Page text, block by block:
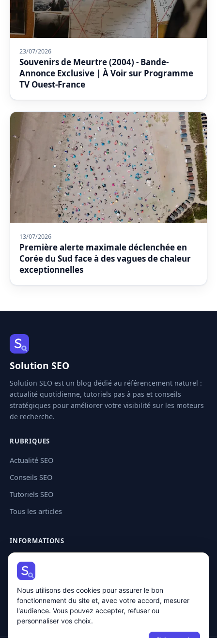
23/07/2026
Souvenirs de Meurtre (2004) - Bande-
Annonce Exclusive | À Voir sur Programme
TV Ouest-France
13/07/2026
Première alerte maximale déclenchée en
Corée du Sud face à des vagues de chaleur
exceptionnelles
Solution SEO
Solution SEO est un blog dédié au référencement naturel :
actualité quotidienne, tutoriels pas à pas et conseils
stratégiques pour améliorer votre visibilité sur les moteurs
de recherche.
RUBRIQUES
Actualité SEO
Conseils SEO
Tutoriels SEO
Tous les articles
INFORMATIONS
Plan de site
Mentions légales
Politique de confidentialité
Nous utilisons des cookies pour assurer le bon
fonctionnement du site et, avec votre accord, mesurer
l'audience. Vous pouvez accepter, refuser ou
personnaliser vos choix.